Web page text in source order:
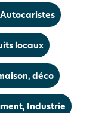
locaux
déco
Industrie